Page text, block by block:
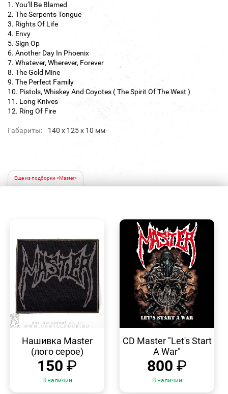
1. You’ll Be Blamed
2. The Serpents Tongue
3. Rights Of Life
4. Envy
5. Sign Op
6. Another Day In Phoenix
7. Whatever, Wherever, Forever
8. The Gold Mine
9. The Perfect Family
10. Pistols, Whiskey And Coyotes ( The Spirit Of The West )
11. Long Knives
12. Ring Of Fire
Габариты: 140 х 125 х 10 мм
Еще из подборки «Master»
ПРОСМОТР
Нашивка Master
(лого серое)
150 ₽
В наличии
ПРОСМОТР
CD Master "Let's Start
A War"
800 ₽
В наличии